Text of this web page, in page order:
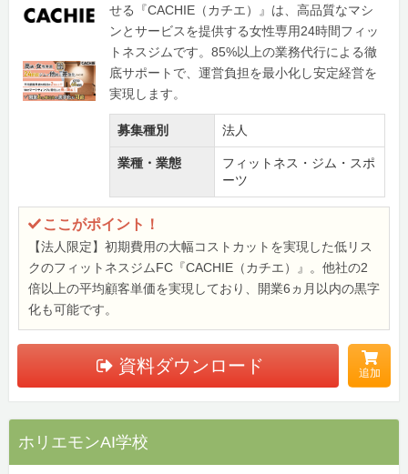
せる『CACHIE（カチエ）』は、高品質なマシ
ンとサービスを提供する女性専用24時間フィッ
トネスジムです。85%以上の業務代行による徹
底サポートで、運営負担を最小化し安定経営を
実現します。
募集種別 法人
業種・業態
フィットネス・ジム・スポ
ーツ
ここがポイント！
【法人限定】初期費用の大幅コストカットを実現した低リス
クのフィットネスジムFC『CACHIE（カチエ）』。他社の2
倍以上の平均顧客単価を実現しており、開業6ヵ月以内の黒字
化も可能です。
資料ダウンロード 追加
ホリエモンAI学校